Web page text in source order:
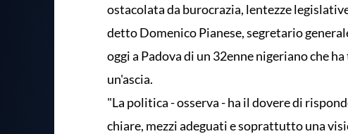
ostacolata da burocrazia, lentezze
detto Domenico Pianese, segretario
oggi a Padova di un 32enne nigeriano che
un'ascia.
"La politica - osserva - ha il dovere di
chiare, mezzi adeguati e soprattutto una